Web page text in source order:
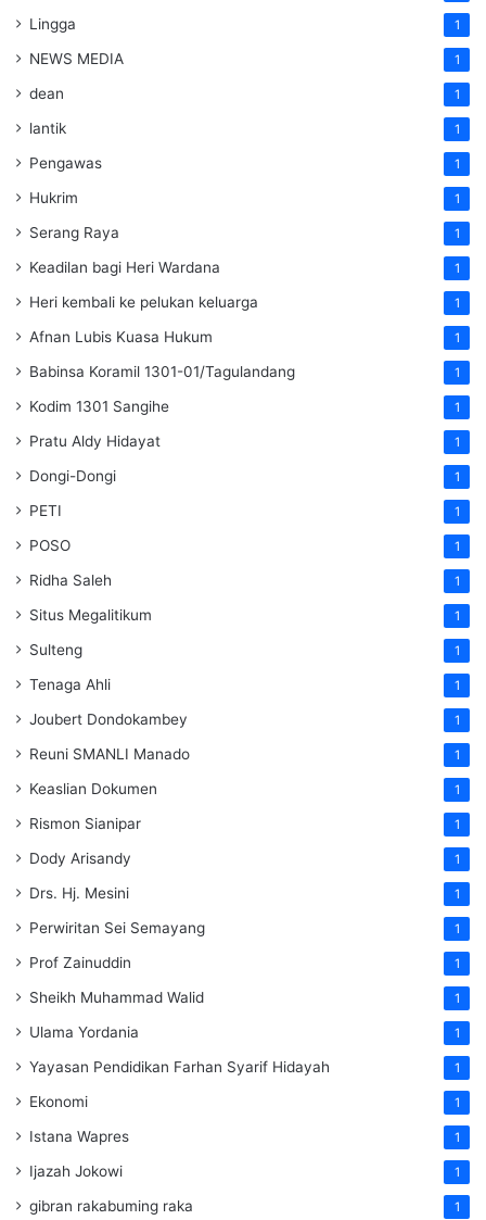
Lingga 1
NEWS MEDIA 1
dean 1
lantik 1
Pengawas 1
Hukrim 1
Serang Raya 1
Keadilan bagi Heri Wardana 1
Heri kembali ke pelukan keluarga 1
Afnan Lubis Kuasa Hukum 1
Babinsa Koramil 1301-01/Tagulandang 1
Kodim 1301 Sangihe 1
Pratu Aldy Hidayat 1
Dongi-Dongi 1
PETI 1
POSO 1
Ridha Saleh 1
Situs Megalitikum 1
Sulteng 1
Tenaga Ahli 1
Joubert Dondokambey 1
Reuni SMANLI Manado 1
Keaslian Dokumen 1
Rismon Sianipar 1
Dody Arisandy 1
Drs. Hj. Mesini 1
Perwiritan Sei Semayang 1
Prof Zainuddin 1
Sheikh Muhammad Walid 1
Ulama Yordania 1
Yayasan Pendidikan Farhan Syarif Hidayah 1
Ekonomi 1
Istana Wapres 1
Ijazah Jokowi 1
gibran rakabuming raka 1